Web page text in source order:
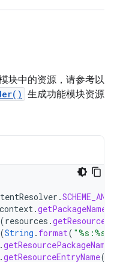
块中的资源，请参考以
生成功能模块资源
.
context.getPackageName
(resources .
(String . format( "%s:%s"
.getResourcePackageName
.getResourceEntryName(